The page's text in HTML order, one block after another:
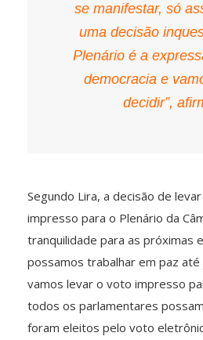
se manifestar, só
uma decisão
Plenário é a
democracia e
decidir”,
Segundo Lira, a decisão de
impresso para o Plenário da
tranquilidade para as próximas
possamos trabalhar em paz
vamos levar o voto impresso
todos os parlamentares
foram eleitos pelo voto